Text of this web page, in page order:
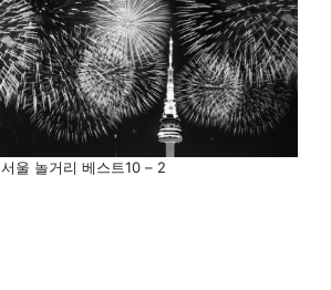
서울 놀거리 베스트10 – 2